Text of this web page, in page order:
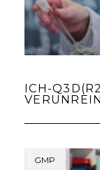
ICH-
GMP